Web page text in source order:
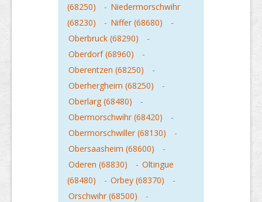
(68250)
- Niedermorschwihr
(68230)
- Niffer (68680)
-
Oberbruck (68290)
-
Oberdorf (68960)
-
Oberentzen (68250)
-
Oberhergheim (68250)
-
Oberlarg (68480)
-
Obermorschwihr (68420)
-
Obermorschwiller (68130)
-
Obersaasheim (68600)
-
Oderen (68830)
- Oltingue
(68480)
- Orbey (68370)
-
Orschwihr (68500)
-